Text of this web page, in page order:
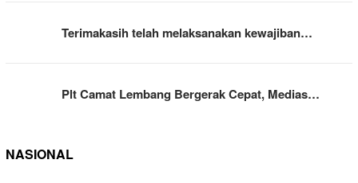
Terimakasih telah melaksanakan kewajiban…
Plt Camat Lembang Bergerak Cepat, Medias…
NASIONAL